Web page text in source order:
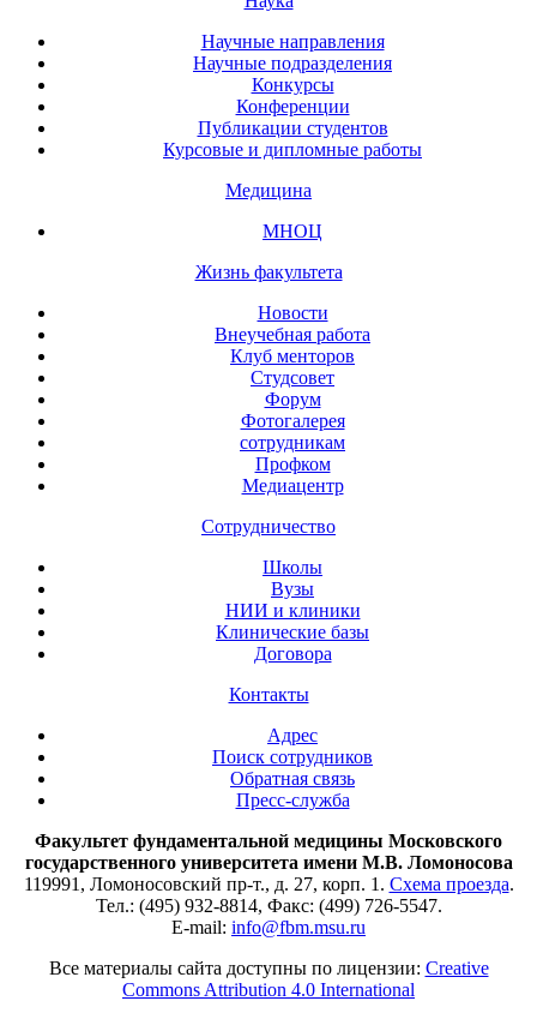
Научные направления
Научные подразделения
Конкурсы
Конференции
Публикации студентов
Курсовые и дипломные работы
Медицина
МНОЦ
Жизнь факультета
Новости
Внеучебная работа
Клуб менторов
Студсовет
Форум
Фотогалерея
сотрудникам
Профком
Медиацентр
Сотрудничество
Школы
Вузы
НИИ и клиники
Клинические базы
Договора
Контакты
Адрес
Поиск сотрудников
Обратная связь
Пресс-служба
Факультет фундаментальной медицины Московского
государственного университета имени М.В. Ломоносова
119991, Ломоносовский пр-т., д. 27, корп. 1. Схема проезда.
Тел.: (495) 932-8814, Факс: (499) 726-5547.
E-mail: info@fbm.msu.ru
Все материалы сайта доступны по лицензии: Creative
Commons Attribution 4.0 International